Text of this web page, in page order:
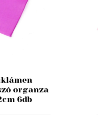
organza
6db